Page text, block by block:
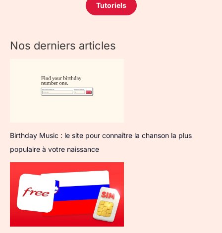
Tutoriels
Nos derniers articles
Birthday Music : le site pour connaître la chanson la plus
populaire à votre naissance